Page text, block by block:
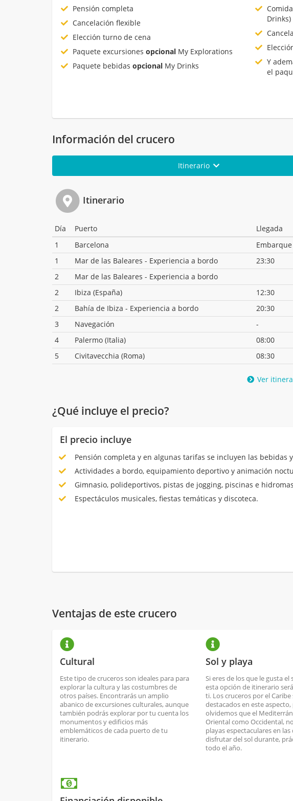
Pensión completa
Cancelación flexible
Elección turno de cena
Paquete excursiones opcional My Explorations
Paquete bebidas opcional My Drinks
Drinks)
Y
el
Información del crucero
Itinerario
Itinerario
Día Puerto Llegada
1
Barcelona Embarque
1
Mar de las Baleares - Experiencia a bordo
23:30
2
Mar de las Baleares - Experiencia a bordo
2
Ibiza (España) 12:30
2
Bahía de Ibiza - Experiencia a bordo 20:30
3
Navegación -
4
Palermo (Italia) 08:00
5
Civitavecchia (Roma) 08:30
Ver
¿Qué incluye el precio?
El precio incluye
Pensión completa y en algunas tarifas se incluyen las bebidas
Actividades a bordo, equipamiento deportivo y animación
Gimnasio, polideportivos, pistas de jogging, piscinas e
Espectáculos musicales, fiestas temáticas y discoteca.
Ventajas de este crucero
Cultural
Este tipo de cruceros son ideales para para
explorar la cultura y las costumbres de
otros países. Encontrarás un amplio
abanico de excursiones culturales, aunque
también podrás explorar por tu cuenta los
monumentos y edificios más
emblemáticos de cada puerto de tu
itinerario.
Sol y playa
Si eres de los que le gusta el
esta opción de itinerario
ti. Los cruceros por el
destacados en este
olvidemos que el
Oriental como Occidental,
playas espectaculares en
disfrutar del sol durante,
todo el año.